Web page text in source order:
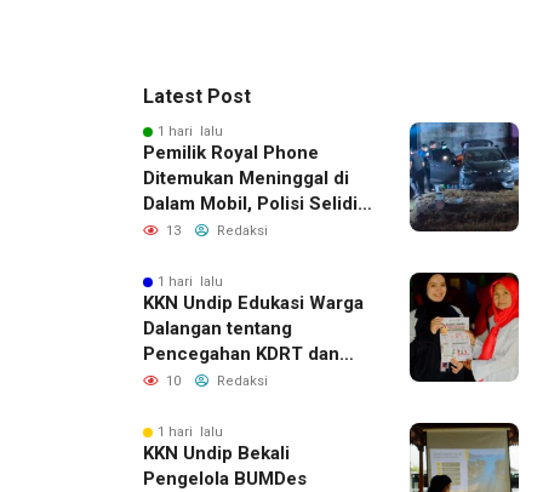
Latest Post
1 hari lalu
Pemilik Royal Phone
Ditemukan Meninggal di
Dalam Mobil, Polisi Selidiki
Dugaan Keterkaitan
13 Redaksi
1 hari lalu
KKN Undip Edukasi Warga
Dalangan tentang
Pencegahan KDRT dan
Komunikasi Keluarga
10 Redaksi
1 hari lalu
KKN Undip Bekali
Pengelola BUMDes